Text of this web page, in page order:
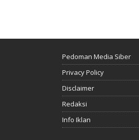
Pedoman Media Siber
Privacy Policy
Disclaimer
Redaksi
Info Iklan